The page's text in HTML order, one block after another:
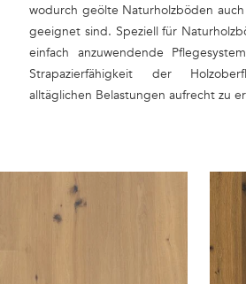
wodurch geölte Naturholzböden
geeignet sind. Speziell für
einfach anzuwendende
Strapazierfähigkeit der
alltäglichen Belastungen aufrecht zu